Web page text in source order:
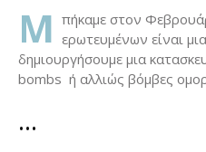
Μ πήκαμε στον
ερωτευμένων είναι
δημιουργήσουμε μια
bombs ή αλλιώς βόμβες